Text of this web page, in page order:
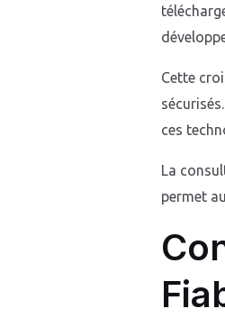
Cette
ces
La
permet